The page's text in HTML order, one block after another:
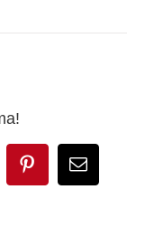
PinterestEmail